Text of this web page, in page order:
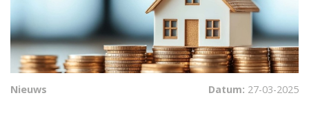
Nieuws Datum: 27-03-2025